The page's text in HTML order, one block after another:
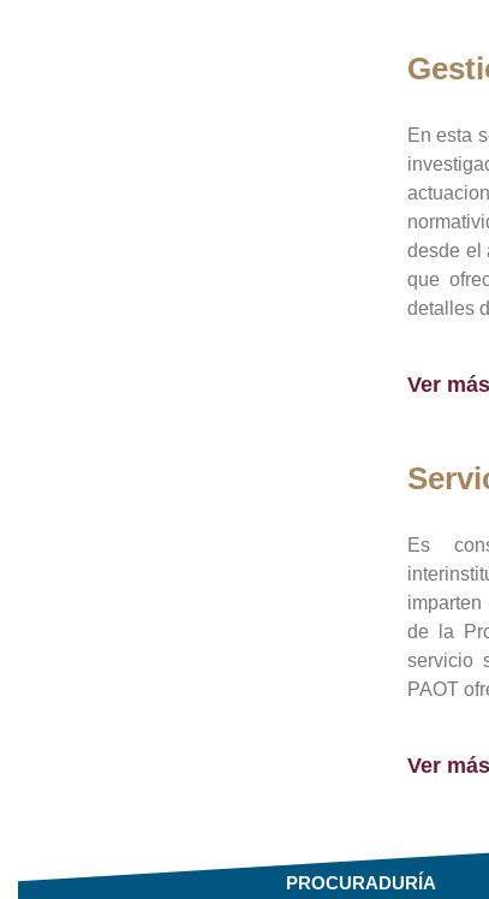
En esta
desde el
que
detalles
Ver más
Es
de la
servicio
PAOT
Ver más
PROCURADURÍA